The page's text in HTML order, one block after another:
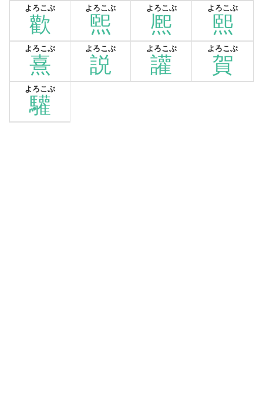
歡
よろこぶ
煕
よろこぶ
熈
よろこぶ
熙
よろこぶ
熹
よろこぶ
説
よろこぶ
讙
よろこぶ
賀
よろこぶ
驩
よろこぶ